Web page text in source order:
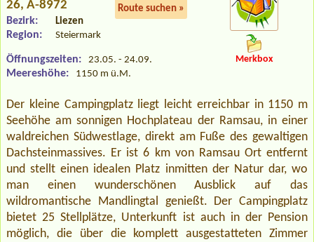
26, A-8972
Route suchen »
Bezirk: Liezen
Region: Steiermark
Öffnungszeiten: 23.05. - 24.09.
Meereshöhe: 1150 m ü.M.
Merkbox
Der kleine Campingplatz liegt leicht erreichbar in 1150 m
Seehöhe am sonnigen Hochplateau der Ramsau, in einer
waldreichen Südwestlage, direkt am Fuße des gewaltigen
Dachsteinmassives. Er ist 6 km von Ramsau Ort entfernt
und stellt einen idealen Platz inmitten der Natur dar, wo
man einen wunderschönen Ausblick auf das
wildromantische Mandlingtal genießt. Der Campingplatz
bietet 25 Stellplätze, Unterkunft ist auch in der Pension
möglich, die über die komplett ausgestatteten Zimmer